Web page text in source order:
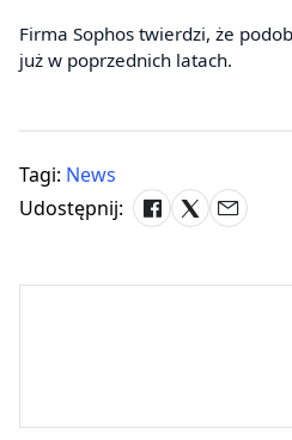
Firma Sophos twierdzi, że
już w poprzednich latach.
Tagi: News
Udostępnij: